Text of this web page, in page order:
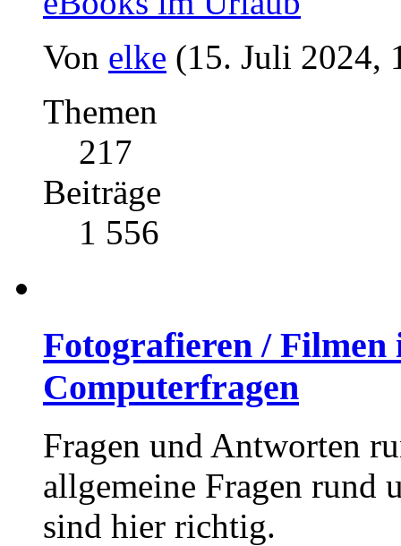
Von elke (15. Juli 2024,
Themen
217
Beiträge
1 556
Fotografieren /
Computerfragen
Fragen und Antworten
allgemeine Fragen rund
sind hier richtig.